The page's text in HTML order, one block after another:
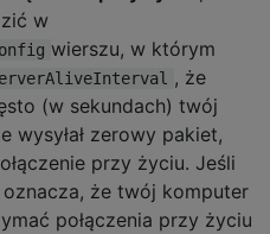
w
wierszu, w którym
, że
(w sekundach) twój
wysyłał zerowy pakiet,
przy życiu. Jeśli
że ​​twój komputer
połączenia przy życiu